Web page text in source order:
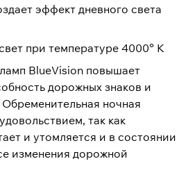
эффект дневного света
при температуре 4000° K
BlueVision повышает
дорожных знаков и
ночная
так как
и утомляется и в состоянии
изменения дорожной